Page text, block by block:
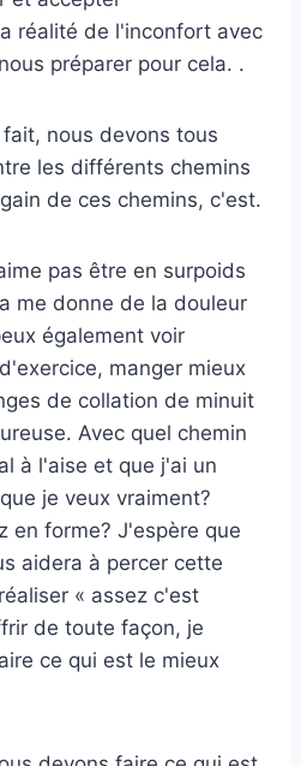
réalité de l'inconfort avec
préparer pour cela. .
nous devons tous
les différents chemins
de ces chemins, c'est.
pas être en surpoids
me donne de la douleur
également voir
manger mieux
de collation de minuit
Avec quel chemin
à l'aise et que j'ai un
je veux vraiment?
en forme? J'espère que
aidera à percer cette
« assez c'est
de toute façon, je
ce qui est le mieux